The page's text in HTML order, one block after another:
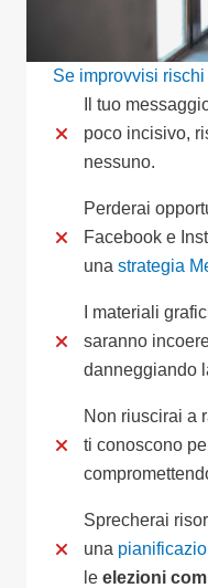
Se improvvisi rischi
Il tuo
poco incisivo,
nessuno.
Perderai
Facebook e
una strategia
I materiali
saranno
danneggiando
Non riuscirai a
ti conoscono
Sprecherai
una
le elezioni